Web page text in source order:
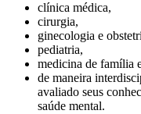
clínica médica,
cirurgia,
ginecologia e
pediatria,
medicina de família
de maneira
avaliado seus
saúde mental.